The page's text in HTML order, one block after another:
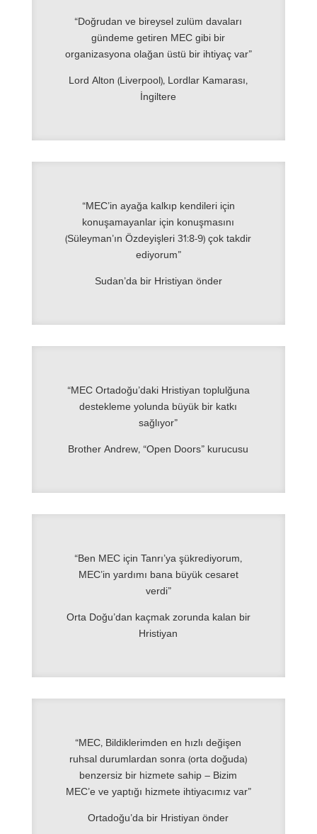
“Doğrudan ve bireysel zulüm davaları
gündeme getiren MEC gibi bir
organizasyona olağan üstü bir ihtiyaç var”
Lord Alton (Liverpool), Lordlar Kamarası,
İngiltere
“MEC’in ayağa kalkıp kendileri için
konuşamayanlar için konuşmasını
(Süleyman’ın Özdeyişleri 31:8-9) çok takdir
ediyorum”
Sudan’da bir Hristiyan önder
“MEC Ortadoğu’daki Hristiyan toplulğuna
destekleme yolunda büyük bir katkı
sağlıyor”
Brother Andrew, “Open Doors” kurucusu
“Ben MEC için Tanrı’ya şükrediyorum,
MEC’in yardımı bana büyük cesaret
verdi”
Orta Doğu’dan kaçmak zorunda kalan bir
Hristiyan
“MEC, Bildiklerimden en hızlı değişen
ruhsal durumlardan sonra (orta doğuda)
benzersiz bir hizmete sahip – Bizim
MEC’e ve yaptığı hizmete ihtiyacımız var”
Ortadoğu’da bir Hristiyan önder